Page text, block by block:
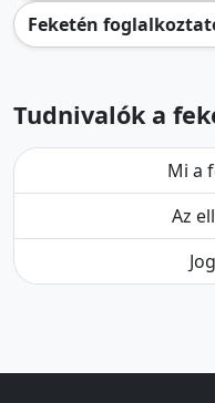
Feketén
Tudnivalók a
Mi a
Az